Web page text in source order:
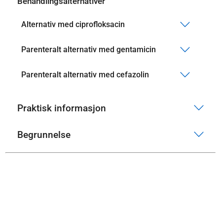
Alternativ med ciprofloksacin
Parenteralt alternativ med gentamicin
Parenteralt alternativ med cefazolin
Praktisk informasjon
Begrunnelse